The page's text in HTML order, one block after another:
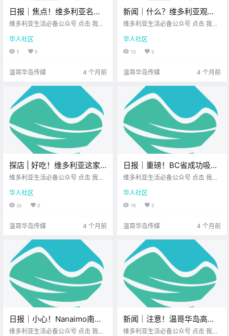
日报｜焦点！维多利亚名店Il
Terrazzo易主！维多利亚要
维多利亚生活必备公众号 点击 我在
想一直在你身边 公元2026年3月16
日 农历1月28日 星期一 双鱼座 <
华人社区
9 0
温哥华岛传媒 4 个月前
新闻｜什么？维多利亚观鲸
界元老宣布停业！华人海员
炫耀视频惊动渔业部！
维多利亚生活必备公众号 点击 我在
想一直在你身边 大家周二好呀~ 忙
碌的周二也要记得 给自己充充电 希
华人社区
13 0
温哥华岛传媒 4 个月前
探店 | 好吃！维多利亚这家
桂林米粉超正宗，嗦粉党必
维多利亚生活必备公众号 点击 我在
想一直在你身边 前两天唐人街附近
逛街 恰好路过“磨米米粉” 看店面装
华人社区
26 0
温哥华岛传媒 4 个月前
日报｜重磅！BC省成功吸引
逾400名美国医护人员入
纳税人信息被起诉！
维多利亚生活必备公众号 点击 我在
想一直在你身边 公元2026年3月17
日 农历1月29日 星期二 双鱼座 <
华人社区
18 0
温哥华岛传媒 4 个月前
日报｜小心！Nanaimo南部
发现新山火！Saanich
维多利亚生活必备公众号 点击 我在
新闻｜注意！温哥华岛高温
预警来袭！维多利亚超人气
维多利亚生活必备公众号 点击 我在